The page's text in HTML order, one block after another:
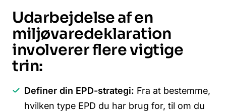
Udarbejdelse af en
miljøvaredeklaration
involverer flere vigtige
trin:
Definer din EPD-strategi: Fra at bestemme,
hvilken type EPD du har brug for, til om du